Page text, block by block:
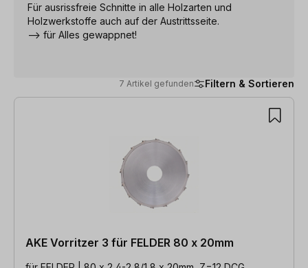
Für ausrissfreie Schnitte in alle Holzarten und
Holzwerkstoffe auch auf der Austrittsseite.
--> für Alles gewappnet!
7 Artikel gefunden Filtern & Sortieren
7 Artikel gefunden
AKE Vorritzer 3 für FELDER 80 x 20mm